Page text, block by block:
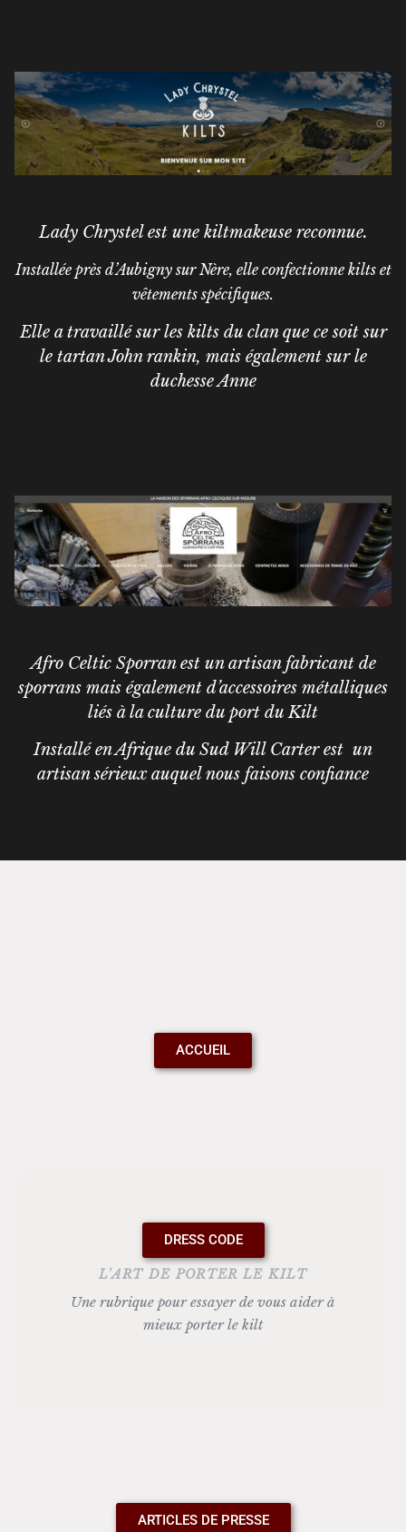
Lady Chrystel est une kiltmakeuse reconnue.
Installée près d’Aubigny sur Nère, elle confectionne kilts et
vêtements spécifiques.
Elle a travaillé sur les kilts du clan que ce soit sur
le tartan John rankin, mais également sur le
duchesse Anne
Afro Celtic Sporran est un artisan fabricant de
sporrans mais également d’accessoires métalliques
liés à la culture du port du Kilt
Installé en Afrique du Sud Will Carter est un
artisan sérieux auquel nous faisons confiance
ACCUEIL
DRESS CODE
L'ART DE PORTER LE KILT
Une rubrique pour essayer de vous aider à
mieux porter le kilt
ARTICLES DE PRESSE